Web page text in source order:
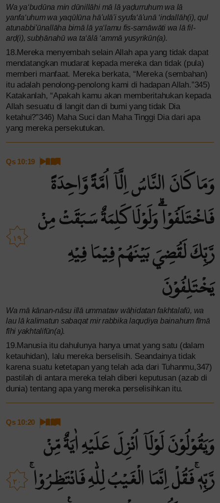
Wa ya‘budūna min dūnillāhi mā lā yaḍurruhum wa lā
yanfa‘uhum wa yaqūlūna hā'ulā'i syufa‘ā'unā ‘indallāh(i), qul
atunabbi'ūnallāha bimā lā ya‘lamu fis-samāwāti wa lā fil-
arḍ(i), subḥānahū wa ta‘ālā ‘ammā yusyrikūn(a).
18.Mereka menyembah selain Allah apa yang tidak dapat
mendatangkan mudarat kepada mereka dan tidak (pula)
memberi manfaat. Mereka berkata, “Mereka (sembahan)
itu adalah penolong-penolong kami di hadapan Allah.”345)
Katakanlah, “Apakah kamu akan memberitahukan kepada
Allah sesuatu di langit dan di bumi yang tidak Dia
ketahui?”346) Maha Suci dan Maha Tinggi Dia dari apa
yang mereka persekutukan.
Qs 10:19
١٩
وَمَا كَانَ النَّاسُ اِلَّآ اُمَّةً وَّاحِدَةً
فَاخْتَلَفُوْاۗ وَلَوْلَا كَلِمَةٌ سَبَقَتْ مِنْ
رَّبِّكَ لَقُضِيَ بَيْنَهُمْ فِيْمَا فِيْهِ
يَخْتَلِفُوْنَ
Wa mā kānan-nāsu illā ummataw wāḥidatan fakhtalafū, wa
lau lā kalimatun sabaqat mir rabbika laquḍiya bainahum fīmā
fīhi yakhtalifūn(a).
19.Manusia itu dahulunya hanya umat yang satu (dalam
ketauhidan), lalu mereka berselisih. Seandainya tidak
karena suatu ketetapan yang telah ada dari Tuhanmu,347)
pastilah di antara mereka telah diberi keputusan (azab di
dunia) tentang apa yang mereka perselisihkan itu.
Qs 10:20
٢٠
وَيَقُوْلُوْنَ لَوْلَآ اُنْزِلَ عَلَيْهِ اٰيَةٌ مِّنْ
رَّبِّهٖۚ فَقُلْ اِنَّمَا الْغَيْبُ لِلّٰهِ فَانْتَظِرُوْاۚ